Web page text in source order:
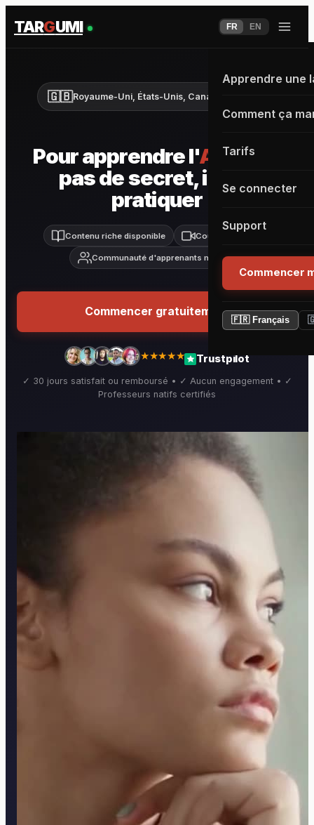
TARGUMI FR EN
Apprendre une
Comment ça
Tarifs
Se connecter
Support
Commencer
🇫🇷 Français
🇬🇧Royaume-Uni, États-Unis, Canada, Australie
Pour apprendre l'Anglais
pas de secret, il faut
pratiquer
Contenu riche disponible Cours live inclus
Communauté d'apprenants motivés
Commencer gratuitement
★★★★★ Trustpilot
✓ 30 jours satisfait ou remboursé • ✓ Aucun engagement • ✓
Professeurs natifs certifiés